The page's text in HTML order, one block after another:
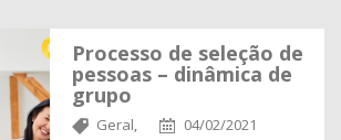
Processo de seleção de
pessoas – dinâmica de
grupo
Geral,
04/02/2021